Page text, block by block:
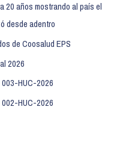
20 años mostrando al país el
desde adentro
de Coosalud EPS
2026
003-HUC-2026
002-HUC-2026